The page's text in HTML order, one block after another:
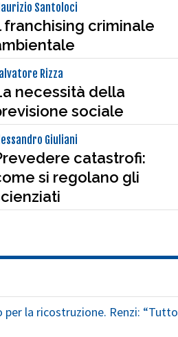
Santoloci
franchising criminale
Rizza
necessità della
sociale
Giuliani
catastrofi:
si regolano gli
la ricostruzione. Renzi: “Tutto